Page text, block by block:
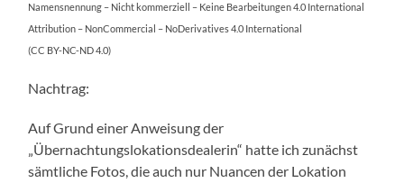
Namensnennung – Nicht kommerziell – Keine Bearbeitungen 4.0 International
Attribution – NonCommercial – NoDerivatives 4.0 International
(CC BY-NC-ND 4.0)
Nachtrag:
Auf Grund einer Anweisung der
„Übernachtungslokationsdealerin“ hatte ich zunächst
sämtliche Fotos, die auch nur Nuancen der Lokation